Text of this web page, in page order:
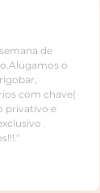
de
o
com chave(
privativo e
.